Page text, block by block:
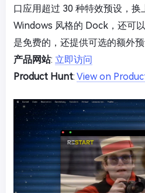
口应用超过 30 种特效预设，换
Windows 风格的 Dock，还可
是免费的，还提供可选的额外预
产品网站: 立即访问
Product Hunt: View on